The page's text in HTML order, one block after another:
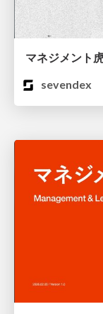
マネジメント
sevendex